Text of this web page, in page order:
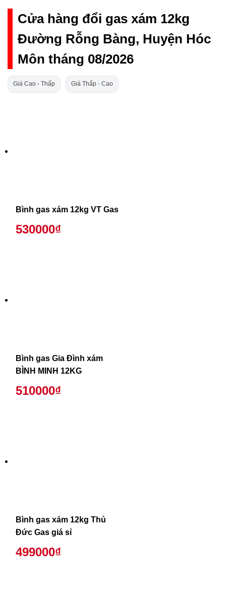
Cửa hàng đổi gas xám 12kg
Đường Rỗng Bàng, Huyện Hóc
Môn tháng 08/2026
Giá Cao - Thấp Giá Thấp - Cao
Bình gas xám 12kg VT Gas
530000₫
Bình gas Gia Đình xám
BÌNH MINH 12KG
510000₫
Bình gas xám 12kg Thủ
Đức Gas giá sỉ
499000₫